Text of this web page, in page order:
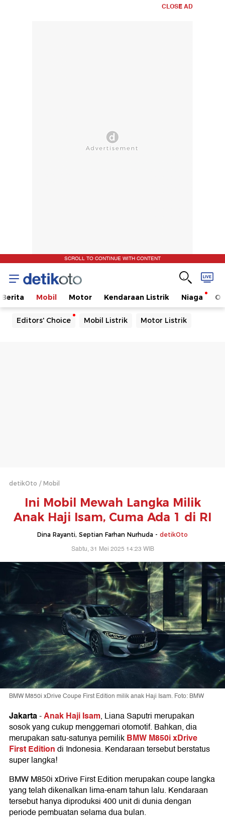
CLOSE AD
SCROLL TO CONTINUE WITH CONTENT
Berita Mobil Motor Kendaraan Listrik Niaga
Editors' Choice Mobil Listrik Motor Listrik
detikOto Mobil
Ini Mobil Mewah Langka Milik
Anak Haji Isam, Cuma Ada 1 di RI
Dina Rayanti, Septian Farhan Nurhuda - detikOto
Sabtu, 31 Mei 2025 14:23 WIB
BMW M850i xDrive Coupe First Edition milik anak Haji Isam. Foto: BMW
Jakarta-Anak Haji Isam, Liana Saputri merupakan
sosok yang cukup menggemari otomotif. Bahkan, dia
merupakan satu-satunya pemilikBMW M850i xDrive
First Editiondi Indonesia. Kendaraan tersebut berstatus
super langka!
BMW M850i xDrive First Edition merupakan coupe langka
yang telah dikenalkan lima-enam tahun lalu. Kendaraan
tersebut hanya diproduksi 400 unit di dunia dengan
periode pembuatan selama dua bulan.